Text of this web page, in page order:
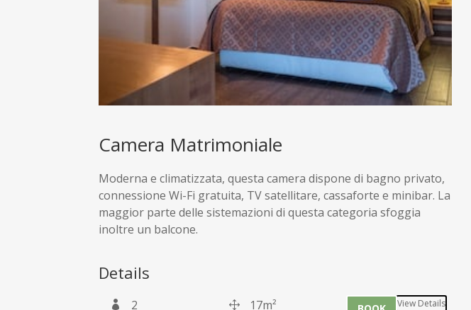
Camera Matrimoniale
Moderna e climatizzata, questa camera dispone di bagno privato,
connessione Wi-Fi gratuita, TV satellitare, cassaforte e minibar. La
maggior parte delle sistemazioni di questa categoria sfoggia
inoltre un balcone.
Details
2 17m² View Details